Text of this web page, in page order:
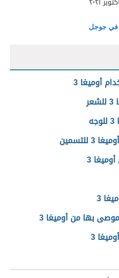
جوجل
أوميغا 3
3
3
بها من أوميغا 3
3